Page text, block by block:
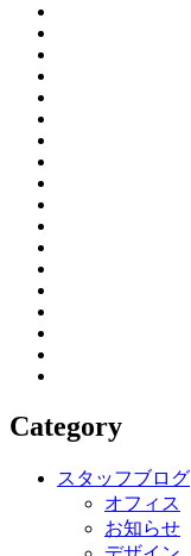
Category
スタッフブログ
オフィス
お知らせ